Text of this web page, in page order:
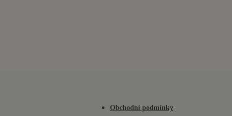
Obchodní podmínky